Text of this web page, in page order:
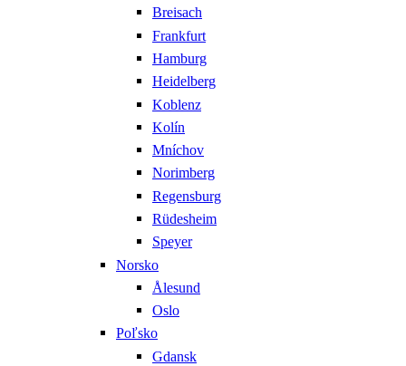
Breisach
Frankfurt
Hamburg
Heidelberg
Koblenz
Kolín
Mníchov
Norimberg
Regensburg
Rüdesheim
Speyer
Norsko
Ålesund
Oslo
Poľsko
Gdansk